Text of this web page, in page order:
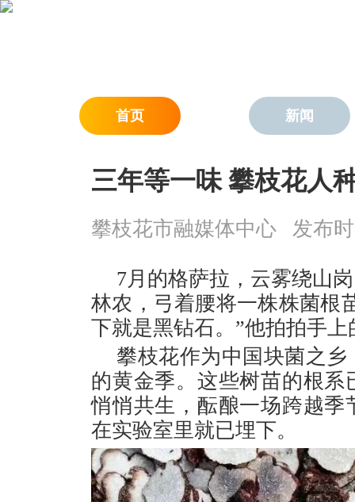
首页 新闻
三年等一味 攀枝花人
攀枝花市融媒体中心 发布
7月的格萨拉，云雾绕山
林农，弓着腰将一株株菌根
下就是黑钻石。”他拍拍手
攀枝花作为中国块菌之
的黄金季。这些树苗的根
悄悄共生，酝酿一场跨越
在实验室里就已埋下。